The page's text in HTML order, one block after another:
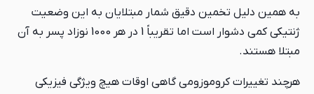
به همین دلیل تخمین دقیق شمار مبتلایان به این وضعیت
ژنتیکی کمی دشوار است اما تقریباً 1 در هر 1000 نوزاد پسر به آن
مبتلا هستند.
هرچند تغییرات کروموزومی گاهی اوقات هیچ ویژگی فیزیکی